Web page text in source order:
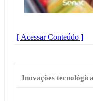
[ Acessar Conteúdo ]
Inovações